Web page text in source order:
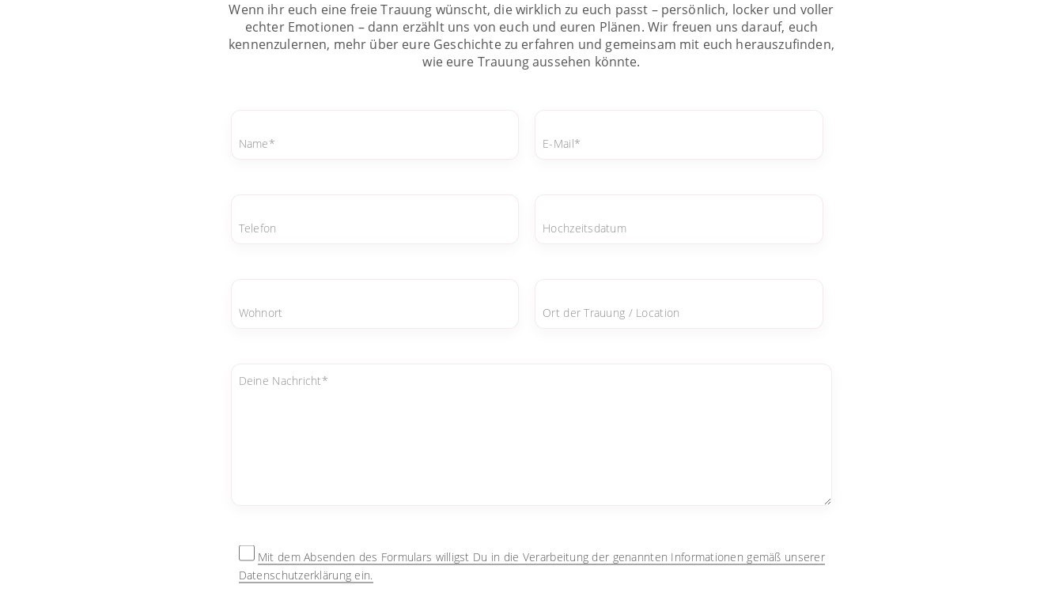
Wenn ihr euch eine freie Trauung wünscht, die wirklich zu euch passt – persönlich, locker und voller
echter Emotionen – dann erzählt uns von euch und euren Plänen. Wir freuen uns darauf, euch
kennenzulernen, mehr über eure Geschichte zu erfahren und gemeinsam mit euch herauszufinden,
wie eure Trauung aussehen könnte.
Name* E-Mail*
Telefon Hochzeitsdatum
Wohnort Ort der Trauung / Location
Deine Nachricht*
Mit dem Absenden des Formulars willigst Du in die Verarbeitung der genannten Informationen gemäß unserer
Datenschutzerklärung ein.